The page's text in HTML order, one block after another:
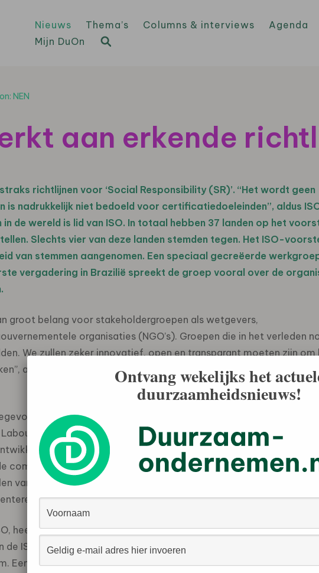
Nieuws Thema’s Columns & interviews Agenda
Mijn DuOn
NEN
aan erkende
richtlijnen voor ‘Social Responsibility (SR)’. “Het wordt geen
is nadrukkelijk niet bedoeld voor certificatiedoeleinden”, aldus
de wereld is lid van ISO. In totaal hebben 37 landen op het
Slechts vier van deze landen stemden tegen. Het ISO-
van stemmen aangenomen. Een speciaal gecreëerde
vergadering in Brazilië spreekt de groep vooral over de
groot belang voor stakeholdergroepen als wetgevers,
organisaties (NGO’s). Groepen die in het verleden
We zullen zeker innovatief, open en transparant moeten zijn om
aldus de Braziliaanse voorzitter van de ISO-werkgroep Jorge
waarde te hebben en zal dus geen verdragen/conventies
Organization (ILO) of de Verenigde Naties (VN) vervangen. ISO
van internationale consensus over de MVO-richtlijnen, die
communicatie bevorderen.
van wereldwijd erkende richtlijnen die nuttig zijn voor organisaties
onderhouden en verbeteren.”
heeft een schaduwnormcommissie MVO in oprichting. Die volgt en
ISO-werkgroep nauwlettend. Daarnaast is NEN hard bezig met de
Een interessante groep bedrijven en organisaties die graag op de
Ontvang wekelijks het
duurzaamheidsnieuws!